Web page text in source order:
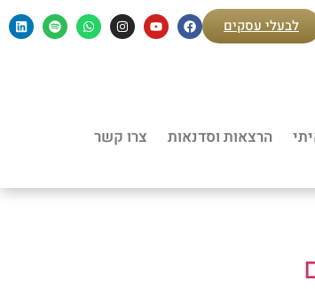
לבעלי עסקים
הרצאות וסדנאות צרו קשר